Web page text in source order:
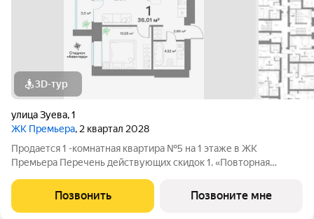
3D-тур
улица Зуева,1
ЖК Премьера, 2 квартал 2028
Продается 1 -комнатная квартира №5 на 1 этаже в ЖК
Премьера Перечень действующих скидок 1. «Повторная
2% 3. «Большой семье большая скидка» от 1% до 3% По
каждому виду скидок требуются
Позвонить Позвоните мне